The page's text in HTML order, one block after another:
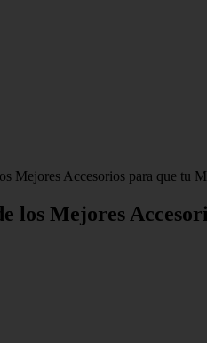
Mejores Accesorios para que tu
los Mejores